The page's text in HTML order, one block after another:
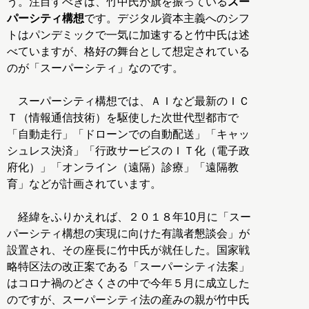
パーシティ構想です。デジタル資本主義へのシフ
トはパンデミックで一気に加速すると竹中氏は述
べていますが、格好の舞台として想定されている
のが「スーパーシティ」なのです。
スーパーシティ構想では、ＡＩなど最新のＩＣ
Ｔ（情報通信技術）を駆使した次世代型都市で
「自動走行」「ドローンでの自動配送」「キャッ
シュレス決済」「行政サービスのＩＴ化（電子政
府化）」「オンライン（遠隔）診療」「遠隔教
育」などが計画されています。
経緯をふりかえれば、２０１８年10月に「スー
パーシティ構想の実現に向けた有識者懇談会」が
設置され、その座長に竹中氏が就任した。国家戦
略特区法の改正案である「スーパーシティ法案」
はコロナ禍のどさくさの中で今年５月に成立した
のですが、スーパーシティ法の産みの親が竹中氏